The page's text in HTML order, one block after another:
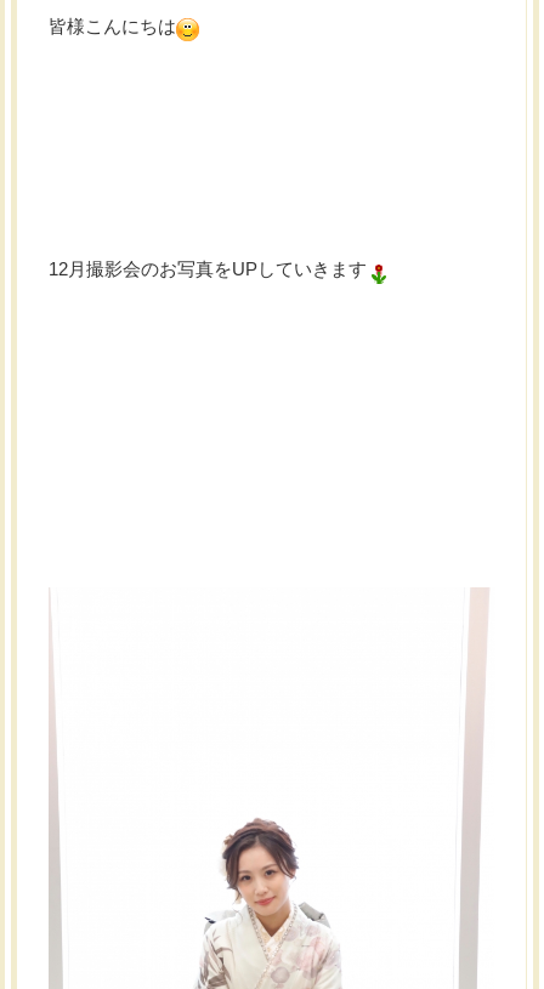
皆様こんにちは
12月撮影会のお写真をUPしていきます